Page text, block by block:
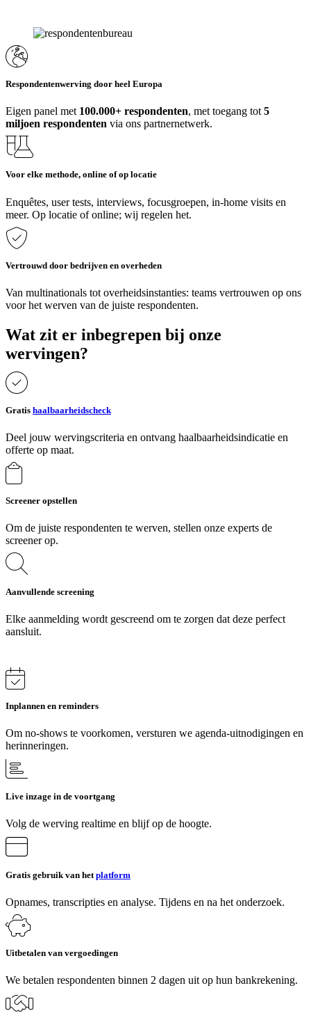
Respondentenwerving door heel Europa
Eigen panel met 100.000+ respondenten, met toegang tot 5
miljoen respondenten via ons partnernetwerk.
Voor elke methode, online of op locatie
Enquêtes, user tests, interviews, focusgroepen, in-home visits en
meer. Op locatie of online; wij regelen het.
Vertrouwd door bedrijven en overheden
Van multinationals tot overheidsinstanties: teams vertrouwen op ons
voor het werven van de juiste respondenten.
Wat zit er inbegrepen bij onze
wervingen?
Gratis haalbaarheidscheck
Deel jouw wervingscriteria en ontvang haalbaarheidsindicatie en
offerte op maat.
Screener opstellen
Om de juiste respondenten te werven, stellen onze experts de
screener op.
Aanvullende screening
Elke aanmelding wordt gescreend om te zorgen dat deze perfect
aansluit.
Inplannen en reminders
Om no-shows te voorkomen, versturen we agenda-uitnodigingen en
herinneringen.
Live inzage in de voortgang
Volg de werving realtime en blijf op de hoogte.
Gratis gebruik van het platform
Opnames, transcripties en analyse. Tijdens en na het onderzoek.
Uitbetalen van vergoedingen
We betalen respondenten binnen 2 dagen uit op hun bankrekening.